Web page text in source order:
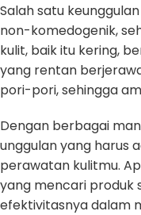
Salah satu
non-komedogenik,
kulit, baik itu kering,
yang rentan
pori-pori, sehingga
Dengan berbagai
unggulan yang harus
perawatan kulitmu.
yang mencari produk
efektivitasnya dalam